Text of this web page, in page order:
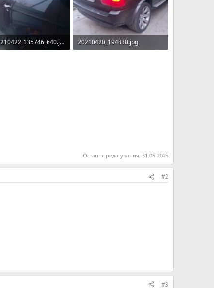
IMG_20210422_135746_640.jpg
20210420_194830.jpg
Останнє редагування: 31.05.2025
#2
#3